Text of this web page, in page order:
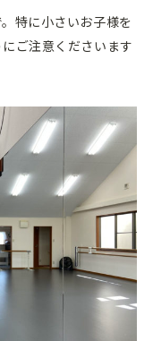
特に小さいお子様を
ご注意くださいます